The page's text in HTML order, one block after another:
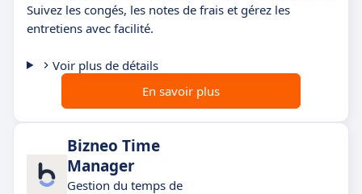
Suivez les congés, les notes de frais et gérez les
entretiens avec facilité.
Voir plus de détails
En savoir plus
Bizneo Time
Manager
Gestion du temps de